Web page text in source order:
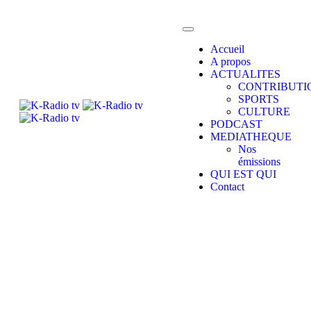
Accueil
A propos
ACTUALITES
SPORTS
CULTURE
PODCAST
MEDIATHEQUE
Nos
émissions
QUI EST QUI
Contact